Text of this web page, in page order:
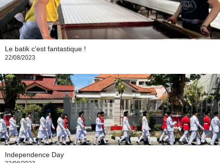
Le batik c’est fantastique !
22/08/2023
Independence Day